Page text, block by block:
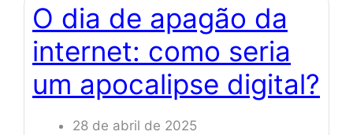
O dia de apagão da
internet: como seria
um apocalipse digital?
28 de abril de 2025